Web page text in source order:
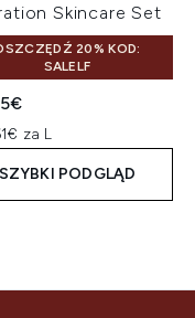
Skincare Set
20% KOD:
SALELF
za L
SZYBKI PODGLĄD